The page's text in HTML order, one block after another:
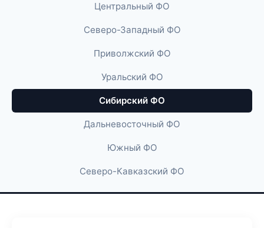
Центральный ФО
Северо-Западный ФО
Приволжский ФО
Уральский ФО
Сибирский ФО
Дальневосточный ФО
Южный ФО
Северо-Кавказский ФО